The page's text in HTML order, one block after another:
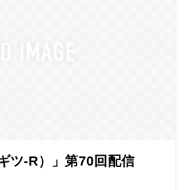
ツ-R）」第70回配信